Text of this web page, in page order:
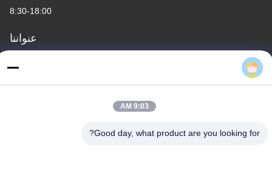
8:30-18:00
عنواننا
عنوان الشركة
No.65 Songnian Road، Longgang District، شينزين، الصين 518117
9:03 AM
Good day, what product are you looking for?